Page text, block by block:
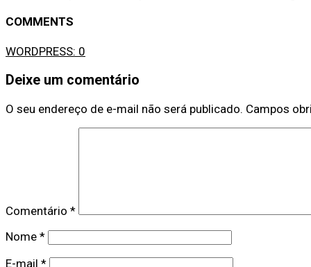
COMMENTS
WORDPRESS: 0
Deixe um comentário
O seu endereço de e-mail não será publicado. Campos
Comentário *
Nome *
E-mail *